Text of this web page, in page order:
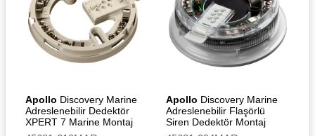
Apollo Discovery Marine
Adreslenebilir Dedektör
XPERT 7 Marine Montaj
Tabanı
Apollo Discovery Marine
Adreslenebilir Flaşörlü
Siren Dedektör Montaj
Tabanı